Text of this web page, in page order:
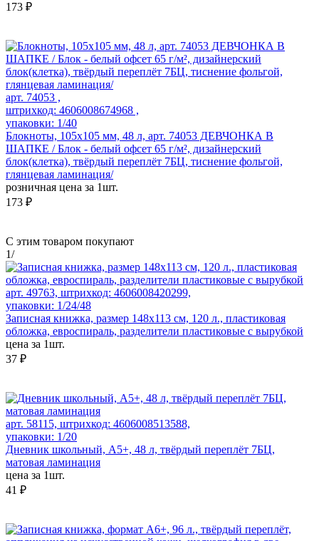
173 ₽
арт. 74053 ,
штрихкод: 4606008674968 ,
упаковки: 1/40
Блокноты, 105х105 мм, 48 л, арт. 74053 ДЕВЧОНКА В
ШАПКЕ / Блок - белый офсет 65 г/м², дизайнерский
блок(клетка), твёрдый переплёт 7БЦ, тиснение фольгой,
глянцевая ламинация/
розничная цена за 1шт.
173 ₽
С этим товаром покупают
1/
арт. 49763, штрихкод: 4606008420299,
упаковки: 1/24/48
Записная книжка, размер 148х113 см, 120 л., пластиковая
обложка, евроспираль, разделители пластиковые с вырубкой
цена за 1шт.
37 ₽
арт. 58115, штрихкод: 4606008513588,
упаковки: 1/20
Дневник школьный, А5+, 48 л, твёрдый переплёт 7БЦ,
матовая ламинация
цена за 1шт.
41 ₽